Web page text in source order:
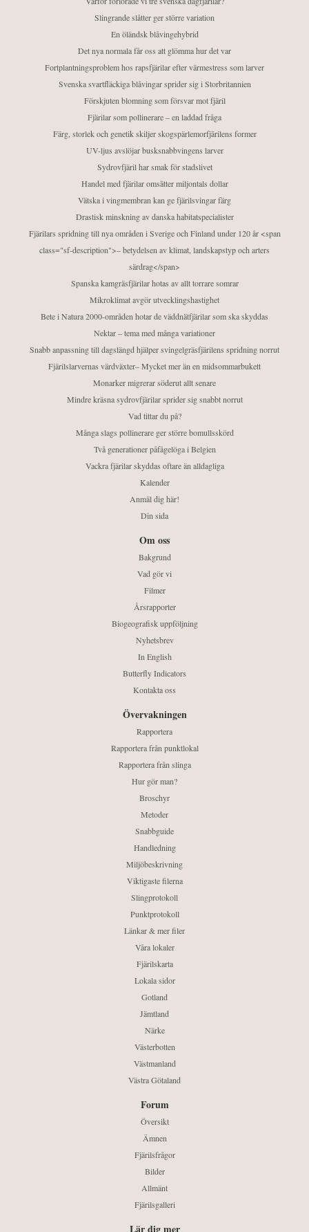
Slingrande slåtter ger större variation
En öländsk blåvingehybrid
Det nya normala får oss att glömma hur det var
Fortplantningsproblem hos rapsfjärilar efter värmestress som larver
Svenska svartfläckiga blåvingar sprider sig i Storbritannien
Förskjuten blomning som försvar mot fjäril
Fjärilar som pollinerare – en laddad fråga
Färg, storlek och genetik skiljer skogspärlemorfjärilens former
UV-ljus avslöjar busksnabbvingens larver
Sydrovfjäril har smak för stadslivet
Handel med fjärilar omsätter miljontals dollar
Vätska i vingmembran kan ge fjärilsvingar färg
Drastisk minskning av danska habitatspecialister
Fjärilars spridning till nya områden i Sverige och Finland under 120 år <span
class="sf-description">– betydelsen av klimat, landskapstyp och arters
särdrag</span>
Spanska kamgräsfjärilar hotas av allt torrare somrar
Mikroklimat avgör utvecklingshastighet
Bete i Natura 2000-områden hotar de väddnätfjärilar som ska skyddas
Nektar – tema med många variationer
Snabb anpassning till dagslängd hjälper svingelgräsfjärilens spridning norrut
Fjärilslarvernas värdväxter– Mycket mer än en midsommarbukett
Monarker migrerar söderut allt senare
Mindre kräsna sydrovfjärilar sprider sig snabbt norrut
Vad tittar du på?
Många slags pollinerare ger större bomullsskörd
Två generationer påfågelöga i Belgien
Vackra fjärilar skyddas oftare än alldagliga
Kalender
Anmäl dig här!
Din sida
Om oss
Bakgrund
Vad gör vi
Filmer
Årsrapporter
Biogeografisk uppföljning
Nyhetsbrev
In English
Butterfly Indicators
Kontakta oss
Övervakningen
Rapportera
Rapportera från punktlokal
Rapportera från slinga
Hur gör man?
Broschyr
Metoder
Snabbguide
Handledning
Miljöbeskrivning
Viktigaste filerna
Slingprotokoll
Punktprotokoll
Länkar & mer filer
Våra lokaler
Fjärilskarta
Lokala sidor
Gotland
Jämtland
Närke
Västerbotten
Västmanland
Västra Götaland
Forum
Översikt
Ämnen
Fjärilsfrågor
Bilder
Allmänt
Fjärilsgalleri
Lär dig mer